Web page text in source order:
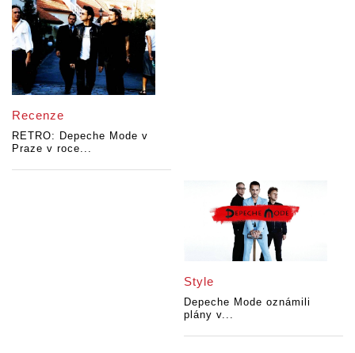
Recenze
RETRO: Depeche Mode v
Praze v roce...
Style
Depeche Mode oznámili
plány v...